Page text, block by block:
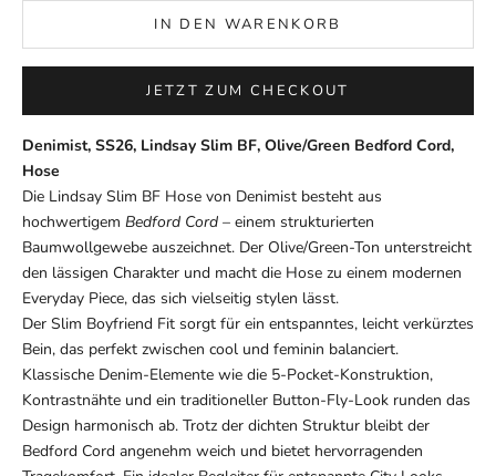
IN DEN WARENKORB
JETZT ZUM CHECKOUT
Denimist, SS26, Lindsay Slim BF, Olive/Green Bedford Cord,
Hose
Die Lindsay Slim BF Hose von Denimist besteht aus
hochwertigem Bedford Cord – einem strukturierten
Baumwollgewebe auszeichnet. Der Olive/Green-Ton unterstreicht
den lässigen Charakter und macht die Hose zu einem modernen
Everyday Piece, das sich vielseitig stylen lässt.
Der Slim Boyfriend Fit sorgt für ein entspanntes, leicht verkürztes
Bein, das perfekt zwischen cool und feminin balanciert.
Klassische Denim-Elemente wie die 5-Pocket-Konstruktion,
Kontrastnähte und ein traditioneller Button-Fly-Look runden das
Design harmonisch ab. Trotz der dichten Struktur bleibt der
Bedford Cord angenehm weich und bietet hervorragenden